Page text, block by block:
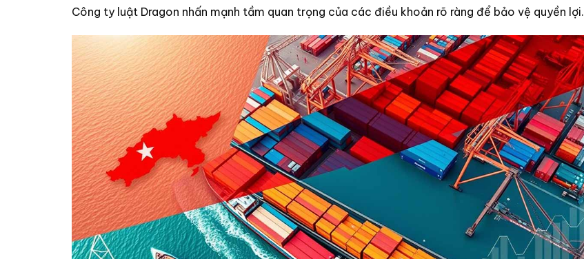
Công ty luật Dragon nhấn mạnh tầm quan trọng của các điều khoản rõ ràng để bảo vệ quyền lợi.